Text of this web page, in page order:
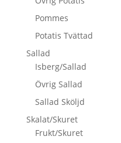
Pommes
Potatis Tvättad
Sallad
Isberg/Sallad
Övrig Sallad
Sallad Sköljd
Skalat/Skuret
Frukt/Skuret